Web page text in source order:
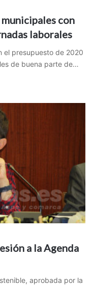
con
laborales
el presupuesto de 2020
de buena parte de…
a la Agenda
aprobada por la